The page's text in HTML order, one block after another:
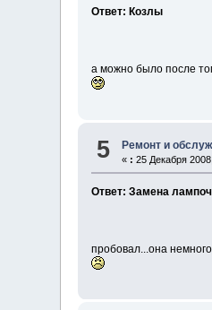
Ответ: Козлы
а можно было после
5 Ремонт и
« : 25 Декабря
Ответ: Замена
пробовал...она